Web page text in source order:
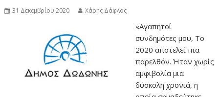
31 Δεκεμβρίου 2020 Χάρης Δάφλος
«Αγαπητοί
συνδημότες μου, Το
2020 αποτελεί πια
παρελθόν. Ήταν χωρίς
αμφιβολία μια
δύσκολη χρονιά, η